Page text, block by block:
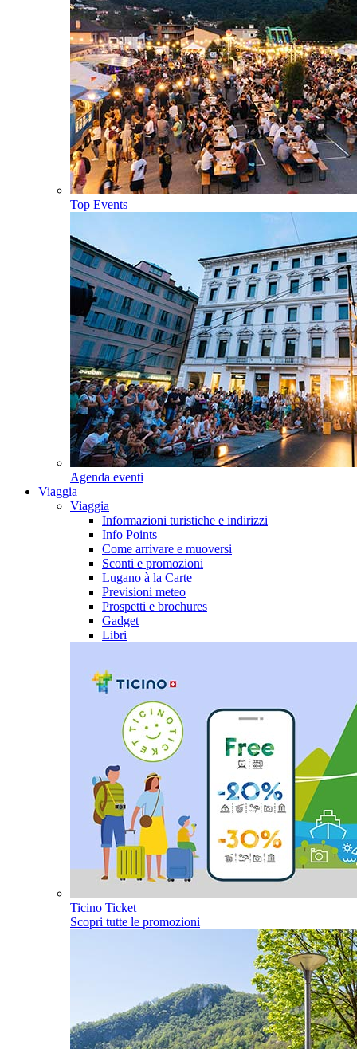
Top Events
Agenda eventi
Viaggia
Viaggia
Informazioni turistiche e indirizzi
Info Points
Come arrivare e muoversi
Sconti e promozioni
Lugano à la Carte
Previsioni meteo
Prospetti e brochures
Gadget
Libri
Ticino Ticket
Scopri tutte le promozioni